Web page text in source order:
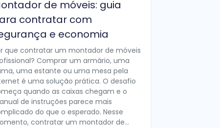
de móveis: guia
contratar com
e economia
que contratar um montador de móveis
Comprar um armário, uma
uma estante ou uma mesa pela
é uma solução prática. O desafio
quando as caixas chegam e o
de instruções parece mais
do que o esperado. Nesse
contratar um montador de...